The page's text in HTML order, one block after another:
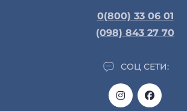
0(800) 33 06 01
(098) 843 27 70
СОЦ СЕТИ: